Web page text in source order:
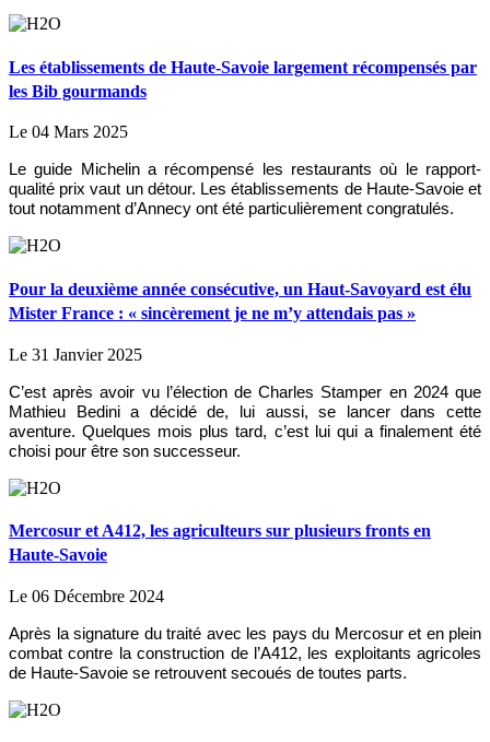
Les établissements de Haute-Savoie largement récompensés par
les Bib gourmands
Le 04 Mars 2025
Le guide Michelin a récompensé les restaurants où le rapport-
qualité prix vaut un détour. Les établissements de Haute-Savoie et
tout notamment d’Annecy ont été particulièrement congratulés.
Pour la deuxième année consécutive, un Haut-Savoyard est élu
Mister France : « sincèrement je ne m’y attendais pas »
Le 31 Janvier 2025
C’est après avoir vu l’élection de Charles Stamper en 2024 que
Mathieu Bedini a décidé de, lui aussi, se lancer dans cette
aventure. Quelques mois plus tard, c’est lui qui a finalement été
choisi pour être son successeur.
Mercosur et A412, les agriculteurs sur plusieurs fronts en
Haute-Savoie
Le 06 Décembre 2024
Après la signature du traité avec les pays du Mercosur et en plein
combat contre la construction de l’A412, les exploitants agricoles
de Haute-Savoie se retrouvent secoués de toutes parts.